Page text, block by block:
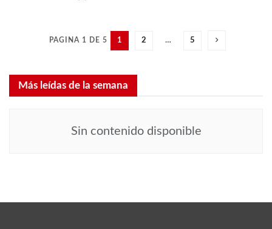
PAGINA 1 DE 5 1 2 … 5
Más leídas de la semana
Sin contenido disponible